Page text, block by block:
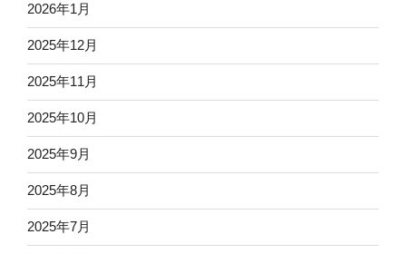
2026年1月
2025年12月
2025年11月
2025年10月
2025年9月
2025年8月
2025年7月